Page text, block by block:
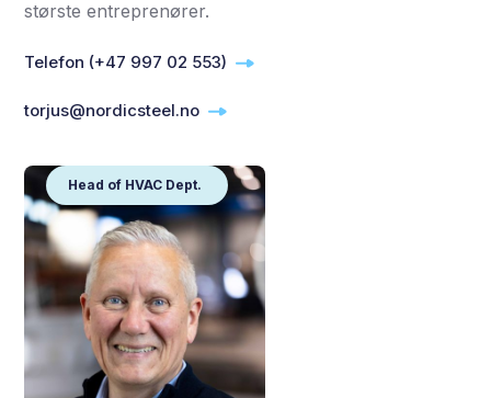
største entreprenører.
Telefon (+47 997 02 553)
torjus@nordicsteel.no
Head of HVAC Dept.